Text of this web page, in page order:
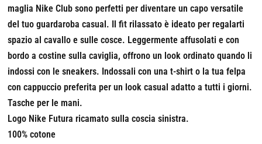
maglia Nike Club sono perfetti per diventare un capo versatile
del tuo guardaroba casual. Il fit rilassato è ideato per regalarti
spazio al cavallo e sulle cosce. Leggermente affusolati e con
bordo a costine sulla caviglia, offrono un look ordinato quando li
indossi con le sneakers. Indossali con una t-shirt o la tua felpa
con cappuccio preferita per un look casual adatto a tutti i giorni.
Tasche per le mani.
Logo Nike Futura ricamato sulla coscia sinistra.
100% cotone